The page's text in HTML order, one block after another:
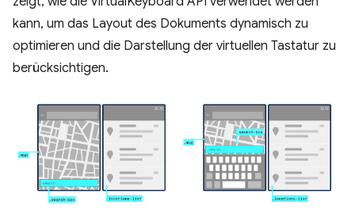
kann, um das Layout des Dokuments dynamisch zu
optimieren und die Darstellung der virtuellen Tastatur zu
berücksichtigen.